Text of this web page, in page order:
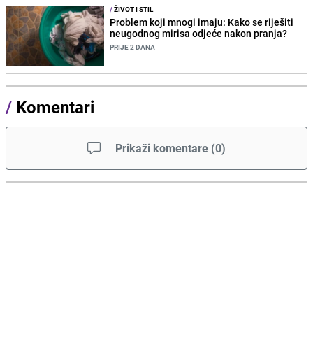
/ŽIVOT I STIL
Problem koji mnogi imaju: Kako se riješiti
neugodnog mirisa odjeće nakon pranja?
PRIJE 2 DANA
/ Komentari
Prikaži komentare (0)